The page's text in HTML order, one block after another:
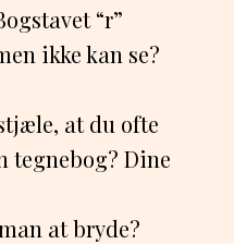
“r”
ikke kan se?
at du ofte
tegnebog? Dine
at bryde?